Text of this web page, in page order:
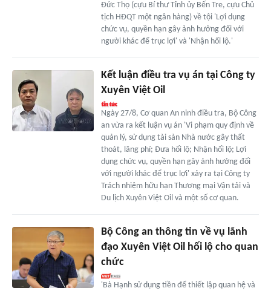
Đức Thọ (cựu Bí thư Tỉnh ủy Bến Tre, cựu Chủ
tịch HĐQT một ngân hàng) về tội 'Lợi dụng
chức vụ, quyền hạn gây ảnh hưởng đối với
người khác để trục lợi' và 'Nhận hối lộ.'
Kết luận điều tra vụ án tại Công ty
Xuyên Việt Oil
Ngày 27/8, Cơ quan An ninh điều tra, Bộ Công
an vừa ra kết luận vụ án 'Vi phạm quy định về
quản lý, sử dụng tài sản Nhà nước gây thất
thoát, lãng phí; Đưa hối lộ; Nhận hối lộ; Lợi
dụng chức vụ, quyền hạn gây ảnh hưởng đối
với người khác để trục lợi' xảy ra tại Công ty
Trách nhiệm hữu hạn Thương mại Vận tải và
Du lịch Xuyên Việt Oil và một số cơ quan.
Bộ Công an thông tin về vụ lãnh
đạo Xuyên Việt Oil hối lộ cho quan
chức
'Bà Hạnh sử dụng tiền để thiết lập quan hệ và